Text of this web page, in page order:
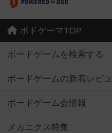
ボドゲーマTOP
ボードゲームを検索する
ボードゲームの新着レビ
ボードゲーム会情報
メカニクス特集